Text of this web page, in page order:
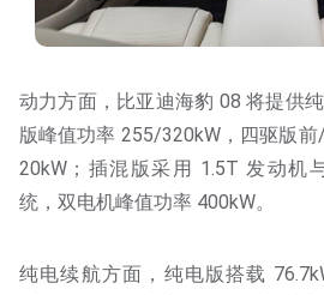
动力方面，比亚迪海豹 08 将提供
版峰值功率 255/320kW，四驱版
20kW；插混版采用 1.5T 发动机
统，双电机峰值功率 400kW。
纯电续航方面，纯电版搭载